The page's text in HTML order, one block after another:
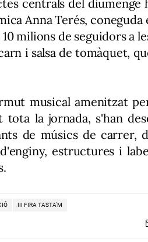
centrals del diumenge
Anna Terés, coneguda
milions de seguidors a
i salsa de tomàquet,
musical amenitzat
tota la jornada, s'han
de músics de carrer,
estructures i
III FIRA TASTA'M